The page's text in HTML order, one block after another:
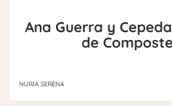
Ana Guerra y
de
NURIA SERENA